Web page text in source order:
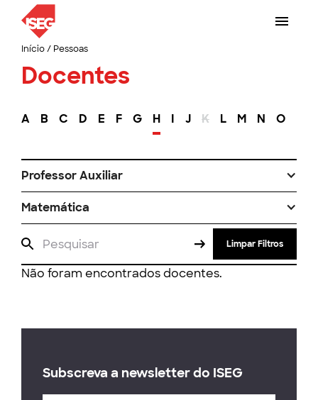
Início/ Pessoas
Docentes
A B C D E F G H I J K L M N O
Professor Auxiliar
Matemática
Limpar Filtros
Não foram encontrados docentes.
Subscreva a newsletter do ISEG